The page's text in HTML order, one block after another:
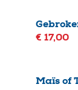
€ 17,00
Maïs of